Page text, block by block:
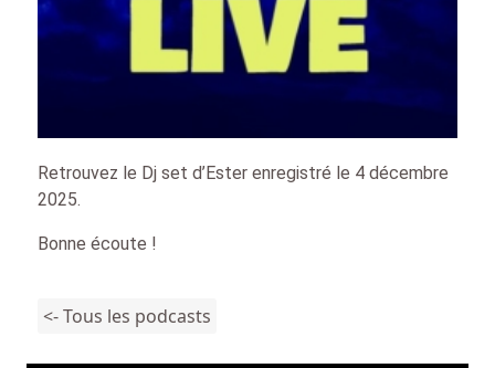
Retrouvez le Dj set d’Ester enregistré le 4 décembre
2025.
Bonne écoute !
<- Tous les podcasts